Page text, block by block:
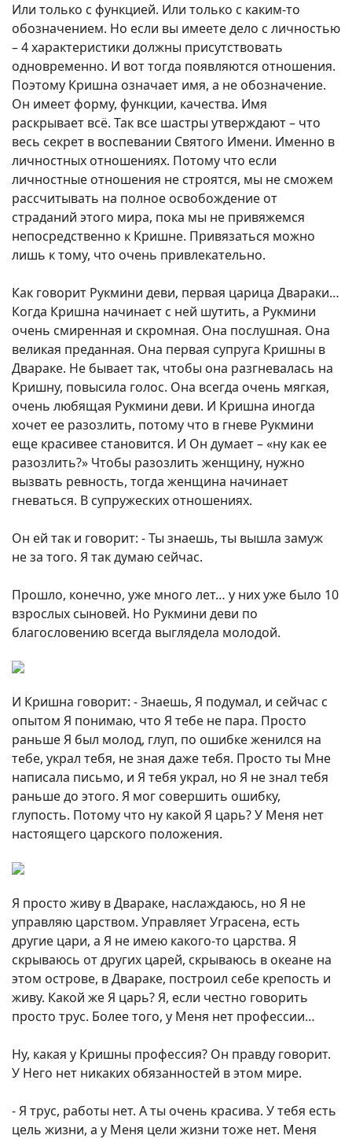
Или только с функцией. Или только с каким-то
обозначением. Но если вы имеете дело с личностью
– 4 характеристики должны присутствовать
одновременно. И вот тогда появляются отношения.
Поэтому Кришна означает имя, а не обозначение.
Он имеет форму, функции, качества. Имя
раскрывает всё. Так все шастры утверждают – что
весь секрет в воспевании Святого Имени. Именно в
личностных отношениях. Потому что если
личностные отношения не строятся, мы не сможем
рассчитывать на полное освобождение от
страданий этого мира, пока мы не привяжемся
непосредственно к Кришне. Привязаться можно
лишь к тому, что очень привлекательно.
Как говорит Рукмини деви, первая царица Двараки…
Когда Кришна начинает с ней шутить, а Рукмини
очень смиренная и скромная. Она послушная. Она
великая преданная. Она первая супруга Кришны в
Двараке. Не бывает так, чтобы она разгневалась на
Кришну, повысила голос. Она всегда очень мягкая,
очень любящая Рукмини деви. И Кришна иногда
хочет ее разозлить, потому что в гневе Рукмини
еще красивее становится. И Он думает – «ну как ее
разозлить?» Чтобы разозлить женщину, нужно
вызвать ревность, тогда женщина начинает
гневаться. В супружеских отношениях.
Он ей так и говорит: - Ты знаешь, ты вышла замуж
не за того. Я так думаю сейчас.
Прошло, конечно, уже много лет… у них уже было 10
взрослых сыновей. Но Рукмини деви по
благословению всегда выглядела молодой.
И Кришна говорит: - Знаешь, Я подумал, и сейчас с
опытом Я понимаю, что Я тебе не пара. Просто
раньше Я был молод, глуп, по ошибке женился на
тебе, украл тебя, не зная даже тебя. Просто ты Мне
написала письмо, и Я тебя украл, но Я не знал тебя
раньше до этого. Я мог совершить ошибку,
глупость. Потому что ну какой Я царь? У Меня нет
настоящего царского положения.
Я просто живу в Двараке, наслаждаюсь, но Я не
управляю царством. Управляет Уграсена, есть
другие цари, а Я не имею какого-то царства. Я
скрываюсь от других царей, скрываюсь в океане на
этом острове, в Двараке, построил себе крепость и
живу. Какой же Я царь? Я, если честно говорить
просто трус. Более того, у Меня нет профессии…
Ну, какая у Кришны профессия? Он правду говорит.
У Него нет никаких обязанностей в этом мире.
- Я трус, работы нет. А ты очень красива. У тебя есть
цель жизни, а у Меня цели жизни тоже нет. Меня